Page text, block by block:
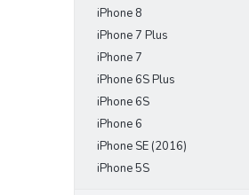
iPhone 8
iPhone 7 Plus
iPhone 7
iPhone 6S Plus
iPhone 6S
iPhone 6
iPhone SE (2016)
iPhone 5S